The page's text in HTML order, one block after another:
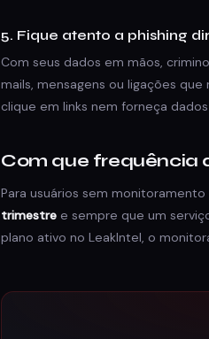
5. Fique atento a phishing
Com seus dados em mãos,
mails, mensagens ou ligações
clique em links nem forneça
Com que frequência
Para usuários sem
trimestre e sempre que um
plano ativo no LeakIntel, o